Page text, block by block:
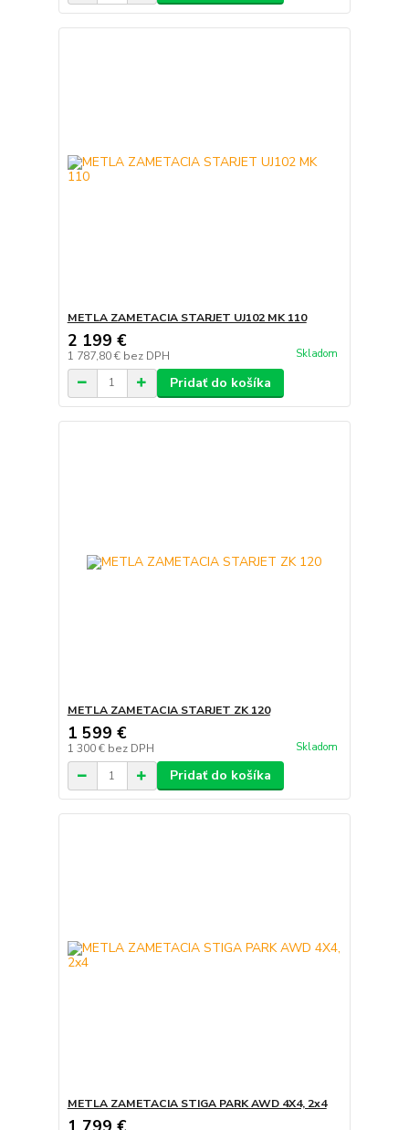
METLA ZAMETACIA STARJET UJ102 MK 110
2 199 €
1 787,80 € bez DPH Skladom
Pridať do košíka
METLA ZAMETACIA STARJET ZK 120
1 599 €
1 300 € bez DPH Skladom
Pridať do košíka
METLA ZAMETACIA STIGA PARK AWD 4X4, 2x4